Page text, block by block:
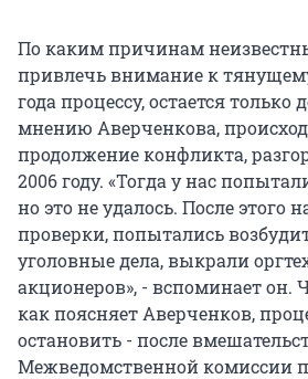
По каким причинам
привлечь внимание к
года процессу, остается только
мнению Аверченкова,
продолжение конфликта,
2006 году. «Тогда у нас
но это не удалось. После этого
проверки, попытались
уголовные дела, выкрали
акционеров», - вспоминает он.
как поясняет Аверченков,
остановить - после
Межведомственной комиссии